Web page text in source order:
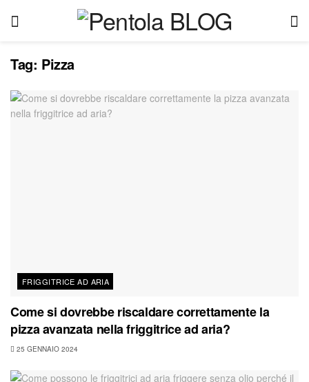
Tag: Pizza
FRIGGITRICE AD ARIA
Come si dovrebbe riscaldare correttamente la
pizza avanzata nella friggitrice ad aria?
25 GENNAIO 2024